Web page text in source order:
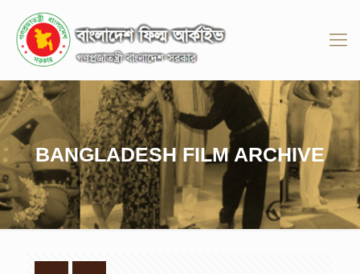
BANGLADESH FILM ARCHIVE